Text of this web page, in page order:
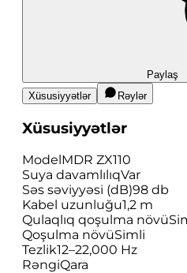
Paylaş
Xüsusiyyətlər
Rəylər
Xüsusiyyətlər
ModelMDR ZX110
Suya davamlılıqVar
Səs səviyyəsi (dB)98 db
Kabel uzunluğu1,2 m
Qulaqlıq qoşulma növü
Qoşulma növüSimli
Tezlik12–22,000 Hz
RəngiQara